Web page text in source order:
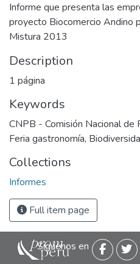
Informe que presenta las
proyecto Biocomercio Andino
Mistura 2013
Description
1 página
Keywords
CNPB - Comisión Nacional de
Feria gastronomía,
Collections
Informes
Full item page
Siguenos en